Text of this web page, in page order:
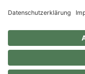
Sie uns einfach auf
Impressum